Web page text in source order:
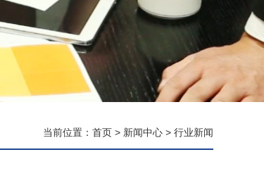
当前位置： 首页 > 新闻中心 > 行业新闻